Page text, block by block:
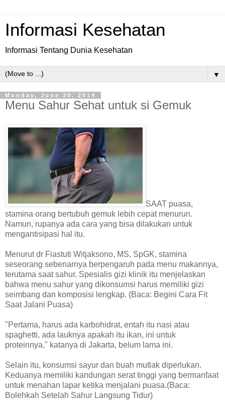
Informasi Kesehatan
Informasi Tentang Dunia Kesehatan
▼
Monday, June 30, 2014
Menu Sahur Sehat untuk si Gemuk
SAAT puasa,
stamina orang bertubuh gemuk lebih cepat menurun.
Namun, rupanya ada cara yang bisa dilakukan untuk
mengantisipasi hal itu.
Menurut dr Fiastuti Witjaksono, MS, SpGK, stamina
seseorang sebenarnya berpengaruh pada menu makannya,
terutama saat sahur. Spesialis gizi klinik itu menjelaskan
bahwa menu sahur yang dikonsumsi harus memiliki gizi
seimbang dan komposisi lengkap. (Baca: Begini Cara Fit
Saat Jalani Puasa)
"Pertama, harus ada karbohidrat, entah itu nasi atau
spaghetti, ada lauknya apakah itu ikan, ini untuk
proteinnya," katanya di Jakarta, belum lama ini.
Selain itu, konsumsi sayur dan buah mutlak diperlukan.
Keduanya memiliki kandungan serat tinggi yang bermanfaat
untuk menahan lapar ketika menjalani puasa.(Baca:
Bolehkah Setelah Sahur Langsung Tidur)